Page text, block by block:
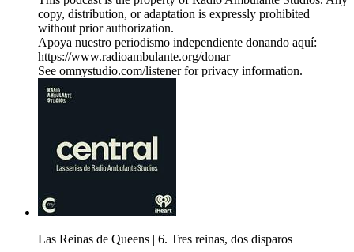
copy, distribution, or adaptation is expressly prohibited
without prior authorization.
Apoya nuestro periodismo independiente donando aquí:
https://www.radioambulante.org/donar
See omnystudio.com/listener for privacy information.
Las Reinas de Queens | 6. Tres reinas, dos disparos